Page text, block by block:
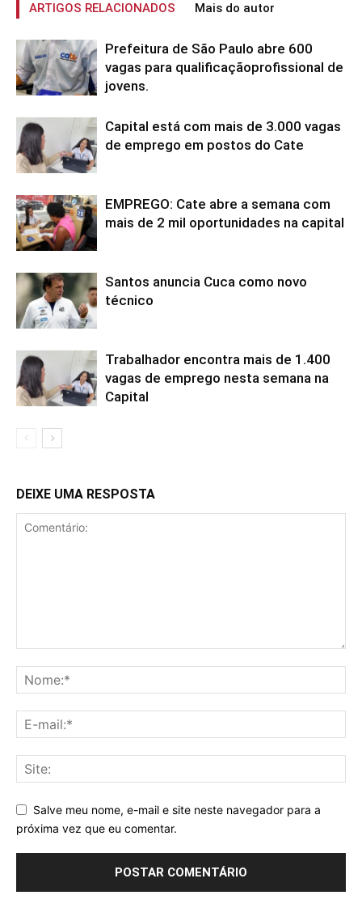
ARTIGOS RELACIONADOS Mais do autor
Prefeitura de São Paulo abre 600
vagas para qualificaçãoprofissional de
jovens.
Capital está com mais de 3.000 vagas
de emprego em postos do Cate
EMPREGO: Cate abre a semana com
mais de 2 mil oportunidades na capital
Santos anuncia Cuca como novo
técnico
Trabalhador encontra mais de 1.400
vagas de emprego nesta semana na
Capital
DEIXE UMA RESPOSTA
Salve meu nome, e-mail e site neste navegador para a
próxima vez que eu comentar.